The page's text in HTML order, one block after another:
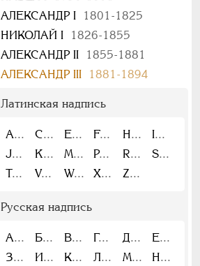
АЛЕКСАНДР I
1801-1825
НИКОЛАЙ I
1826-1855
АЛЕКСАНДР II
1855-1881
АЛЕКСАНДР III
1881-1894
Латинская надпись
A C E F H
I
J
K M P R
S
T
V W X Z
Русская надпись
А Б В Г Д
Е
З
И К Л М
Н